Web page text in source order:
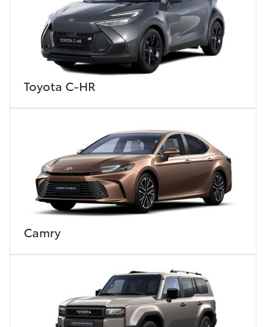
Toyota C-HR
Camry